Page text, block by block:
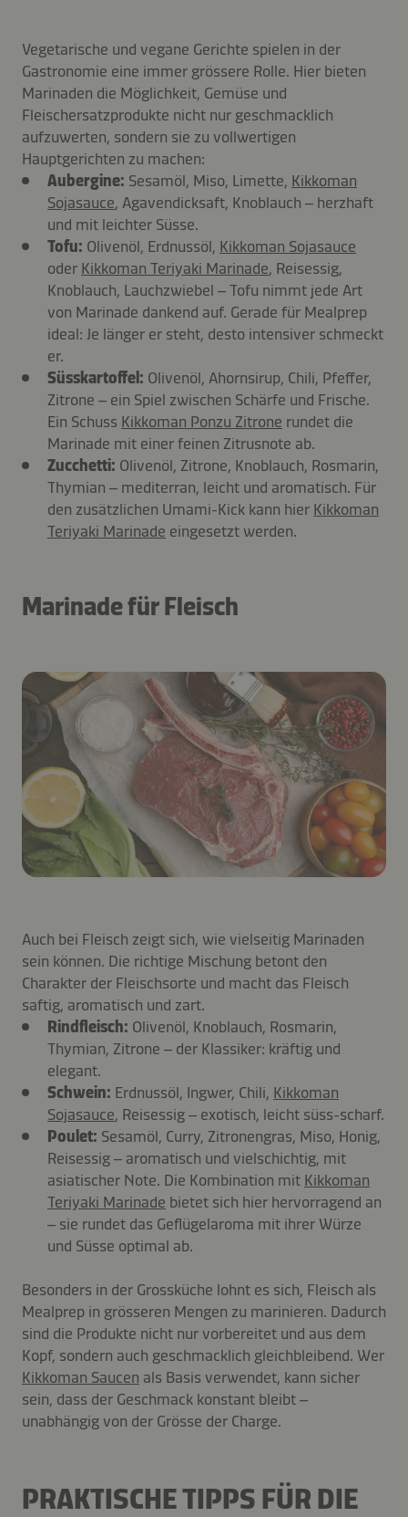
Vegetarische und vegane Gerichte spielen in der
Gastronomie eine immer grössere Rolle. Hier bieten
Marinaden die Möglichkeit, Gemüse und
Fleischersatzprodukte nicht nur geschmacklich
aufzuwerten, sondern sie zu vollwertigen
Hauptgerichten zu machen:
Aubergine: Sesamöl, Miso, Limette, Kikkoman
Sojasauce, Agavendicksaft, Knoblauch – herzhaft
und mit leichter Süsse.
Tofu: Olivenöl, Erdnussöl, Kikkoman Sojasauce
oder Kikkoman Teriyaki Marinade, Reisessig,
Knoblauch, Lauchzwiebel – Tofu nimmt jede Art
von Marinade dankend auf. Gerade für Mealprep
ideal: Je länger er steht, desto intensiver schmeckt
er.
Süsskartoffel: Olivenöl, Ahornsirup, Chili, Pfeffer,
Zitrone – ein Spiel zwischen Schärfe und Frische.
Ein Schuss Kikkoman Ponzu Zitrone rundet die
Marinade mit einer feinen Zitrusnote ab.
Zucchetti: Olivenöl, Zitrone, Knoblauch, Rosmarin,
Thymian – mediterran, leicht und aromatisch. Für
den zusätzlichen Umami-Kick kann hier Kikkoman
Teriyaki Marinade eingesetzt werden.
Marinade für Fleisch
Auch bei Fleisch zeigt sich, wie vielseitig Marinaden
sein können. Die richtige Mischung betont den
Charakter der Fleischsorte und macht das Fleisch
saftig, aromatisch und zart.
Rindfleisch: Olivenöl, Knoblauch, Rosmarin,
Thymian, Zitrone – der Klassiker: kräftig und
elegant.
Schwein: Erdnussöl, Ingwer, Chili, Kikkoman
Sojasauce, Reisessig – exotisch, leicht süss-scharf.
Poulet: Sesamöl, Curry, Zitronengras, Miso, Honig,
Reisessig – aromatisch und vielschichtig, mit
asiatischer Note. Die Kombination mit Kikkoman
Teriyaki Marinade bietet sich hier hervorragend an
– sie rundet das Geflügelaroma mit ihrer Würze
und Süsse optimal ab.
Besonders in der Grossküche lohnt es sich, Fleisch als
Mealprep in grösseren Mengen zu marinieren. Dadurch
sind die Produkte nicht nur vorbereitet und aus dem
Kopf, sondern auch geschmacklich gleichbleibend. Wer
Kikkoman Saucen als Basis verwendet, kann sicher
sein, dass der Geschmack konstant bleibt –
unabhängig von der Grösse der Charge.
PRAKTISCHE TIPPS FÜR DIE